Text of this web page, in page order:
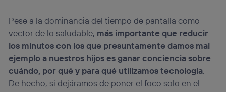
Pese a la dominancia del tiempo de pantalla como
vector de lo saludable, más importante que reducir
los minutos con los que presuntamente damos mal
ejemplo a nuestros hijos es ganar conciencia sobre
cuándo, por qué y para qué utilizamos tecnología.
De hecho, si dejáramos de poner el foco solo en el
Puedes gestionar los consentimientos Utiq seleccionando
“Administrar Utiq” en la parte inferior de esta página web o
visitando el portal de privacidad de Utiq
(“consenthub”) . Para más información, consulta
la política de privacidad de Utiq.